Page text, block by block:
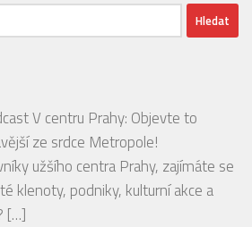
V centru Prahy: Objevte to
ze srdce Metropole!
užšího centra Prahy, zajímáte se
klenoty, podniky, kulturní akce a
[…]